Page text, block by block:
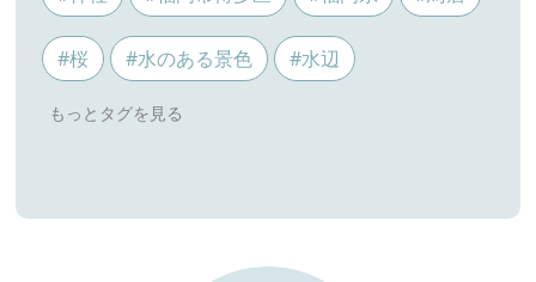
#桜 #水のある景色 #水辺